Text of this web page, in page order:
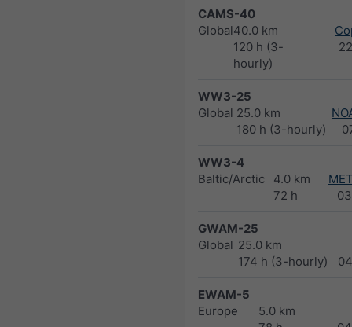
CAMS-40
Global40.0 km
120 h (3-
hourly)
WW3-25
Global 25.0 km
180 h (3-hourly)
WW3-4
Baltic/Arctic
4.0 km
72 h
GWAM-25
Global 25.0 km
174 h (3-hourly)
EWAM-5
Europe
5.0 km